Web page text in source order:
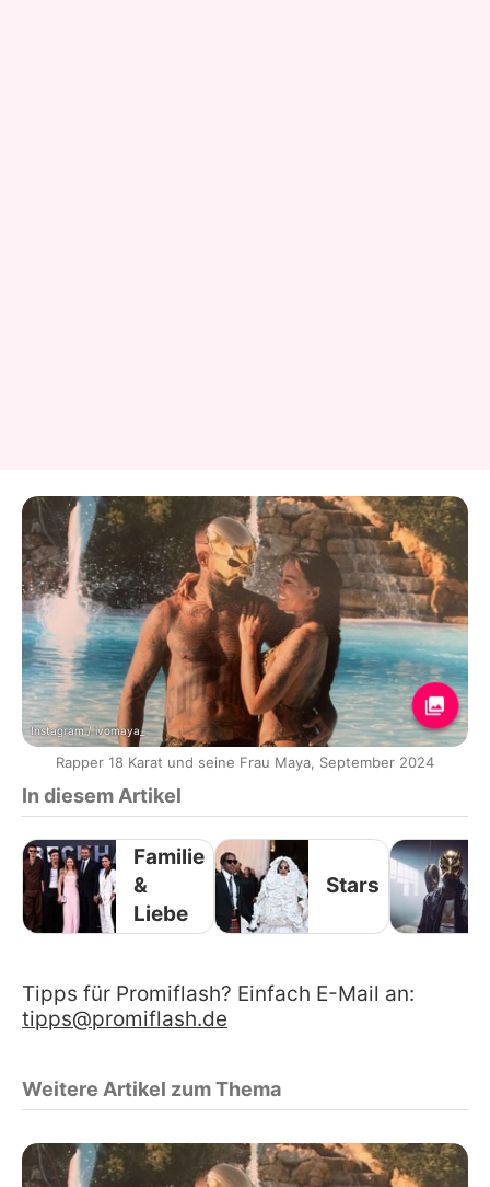
Instagram / ivomaya_
Rapper 18 Karat und seine Frau Maya, September 2024
In diesem Artikel
Familie
&
Liebe
Stars
Tipps für Promiflash? Einfach E-Mail an:
tipps@promiflash.de
Weitere Artikel zum Thema